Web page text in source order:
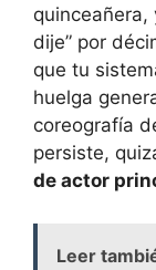
quinceañera,
dije” por
que tu
huelga
coreografía
persiste,
de actor
Leer